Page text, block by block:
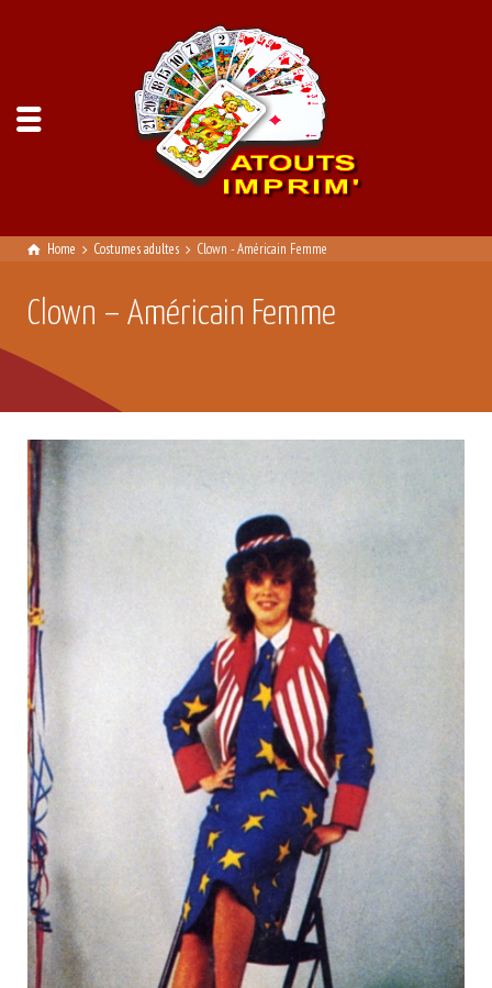
Home Costumes adultes Clown - Américain Femme
Clown – Américain Femme